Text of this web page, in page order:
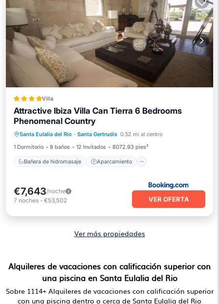
Villa
Attractive Ibiza Villa Can Tierra 6 Bedrooms
Phenomenal Country
Santa Eulalia del Rio · Santa Gertrudis 0.52 mi al centro
1 Dormitorio
8 baños 12 Invitados 8072.93 pies²
Bañera de hidromasaje Aparcamiento
Bañera de hidromasaje
Piscina
Balcón/Terraza
€7,643/noche
7 noches - €53,502 VER OFERTA
Ver más propiedades
Alquileres de vacaciones con calificación superior con
una piscina en Santa Eulalia del Rio
Sobre 1114+ Alquileres de vacaciones con calificación superior
con una piscina dentro o cerca de Santa Eulalia del Rio